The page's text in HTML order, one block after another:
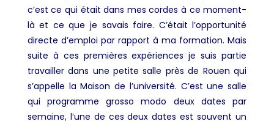
c’est ce qui était dans mes cordes à ce moment-
là et ce que je savais faire. C’était l’opportunité
directe d’emploi par rapport à ma formation. Mais
suite à ces premières expériences je suis partie
travailler dans une petite salle près de Rouen qui
s’appelle la Maison de l’université. C’est une salle
qui programme grosso modo deux dates par
semaine, l’une de ces deux dates est souvent un